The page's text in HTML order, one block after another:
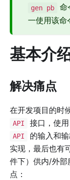
gen pb 命
一使用该命
基本介
解决痛点
在开发项目的时
API 接口，使用
API 的输入和
实现，最后也有
件下）供内/外部
点：